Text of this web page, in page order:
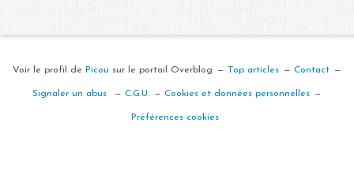
Voir le profil de Picou sur le portail Overblog Top articles Contact
Signaler un abus C.G.U. Cookies et données personnelles
Préférences cookies